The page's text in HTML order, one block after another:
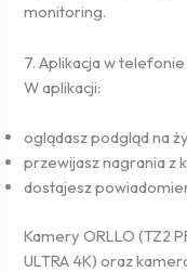
monitoring.
7. Aplikacja w
W aplikacji:
oglądasz podgląd na
przewijasz nagrania z
dostajesz
Kamery ORLLO (TZ2
ULTRA 4K) oraz